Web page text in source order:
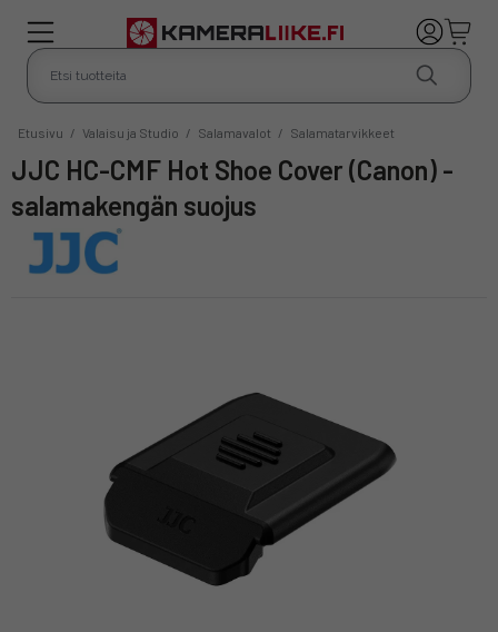
Etusivu / Valaisu ja Studio / Salamavalot / Salamatarvikkeet
JJC HC-CMF Hot Shoe Cover (Canon) -
salamakengän suojus